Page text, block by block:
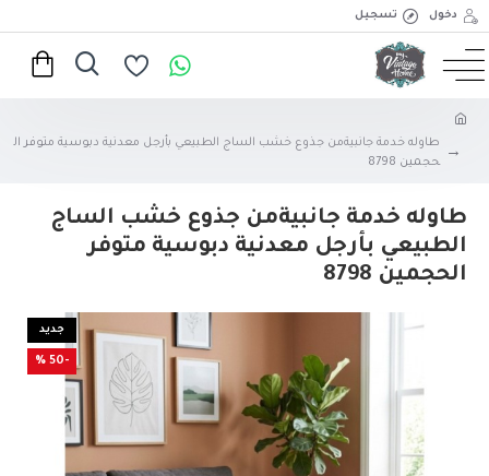
دخول تسجيل
طاوله خدمة جانبيةمن جذوع خشب الساج الطبيعي بأرجل معدنية دبوسية متوفر ال
حجمين 8798
طاوله خدمة جانبيةمن جذوع خشب الساج
الطبيعي بأرجل معدنية دبوسية متوفر
الحجمين 8798
جديد
-50 %